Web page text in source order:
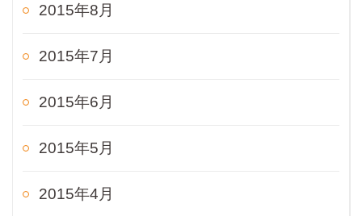
2015年8月
2015年7月
2015年6月
2015年5月
2015年4月